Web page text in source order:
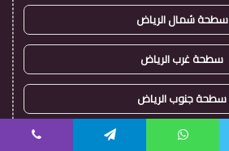
سطحة شمال الرياض
سطحة غرب الرياض
سطحة جنوب الرياض
اقرب سطحة